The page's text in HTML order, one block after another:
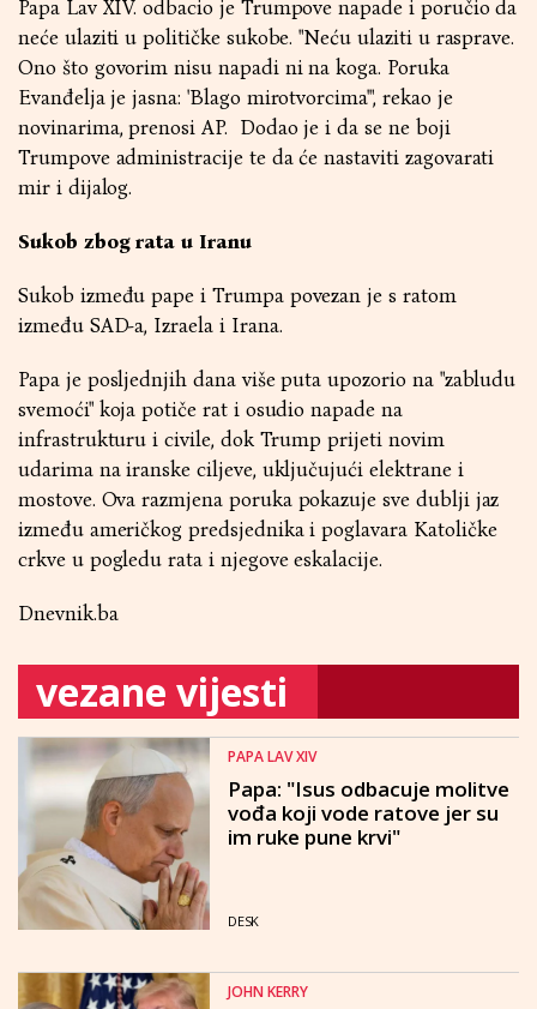
Papa Lav XIV. odbacio je Trumpove napade i poručio da
neće ulaziti u političke sukobe. "Neću ulaziti u rasprave.
Ono što govorim nisu napadi ni na koga. Poruka
Evanđelja je jasna: 'Blago mirotvorcima'", rekao je
novinarima, prenosi AP. Dodao je i da se ne boji
Trumpove administracije te da će nastaviti zagovarati
mir i dijalog.
Sukob zbog rata u Iranu
Sukob između pape i Trumpa povezan je s ratom
između SAD-a, Izraela i Irana.
Papa je posljednjih dana više puta upozorio na "zabludu
svemoći" koja potiče rat i osudio napade na
infrastrukturu i civile, dok Trump prijeti novim
udarima na iranske ciljeve, uključujući elektrane i
mostove. Ova razmjena poruka pokazuje sve dublji jaz
između američkog predsjednika i poglavara Katoličke
crkve u pogledu rata i njegove eskalacije.
Dnevnik.ba
vezane vijesti
PAPA LAV XIV
Papa: "Isus odbacuje molitve
vođa koji vode ratove jer su
im ruke pune krvi"
DESK
JOHN KERRY